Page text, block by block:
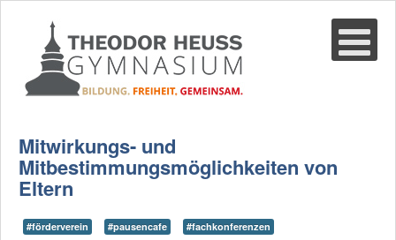
Mitwirkungs- und
Mitbestimmungsmöglichkeiten von
Eltern
#förderverein #pausencafe #fachkonferenzen